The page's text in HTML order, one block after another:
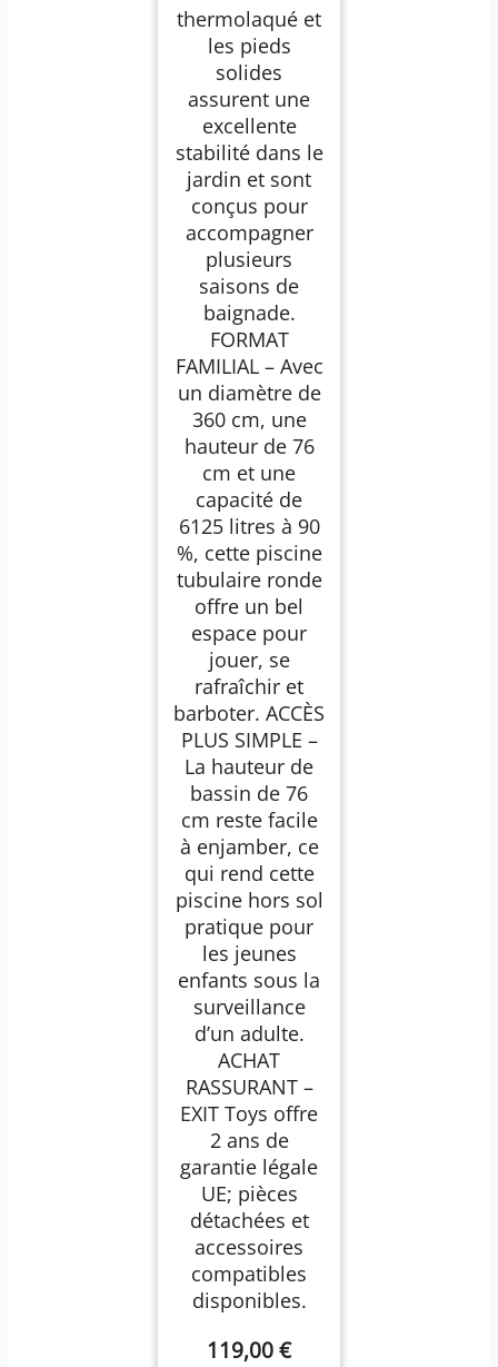
thermolaqué et
les pieds
solides
assurent une
excellente
stabilité dans le
jardin et sont
conçus pour
accompagner
plusieurs
saisons de
baignade.
FORMAT
FAMILIAL – Avec
un diamètre de
360 cm, une
hauteur de 76
cm et une
capacité de
6125 litres à 90
%, cette piscine
tubulaire ronde
offre un bel
espace pour
jouer, se
rafraîchir et
barboter. ACCÈS
PLUS SIMPLE –
La hauteur de
bassin de 76
cm reste facile
à enjamber, ce
qui rend cette
piscine hors sol
pratique pour
les jeunes
enfants sous la
surveillance
d’un adulte.
ACHAT
RASSURANT –
EXIT Toys offre
2 ans de
garantie légale
UE; pièces
détachées et
accessoires
compatibles
disponibles.
119,00 €